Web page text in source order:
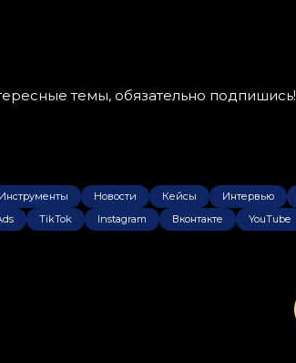
темы, обязательно подпишись!
Инструменты Новости Кейсы Интервью
TikTok Instagram Вконтакте YouTube